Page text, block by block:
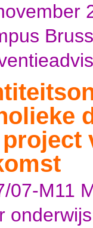
07-M11